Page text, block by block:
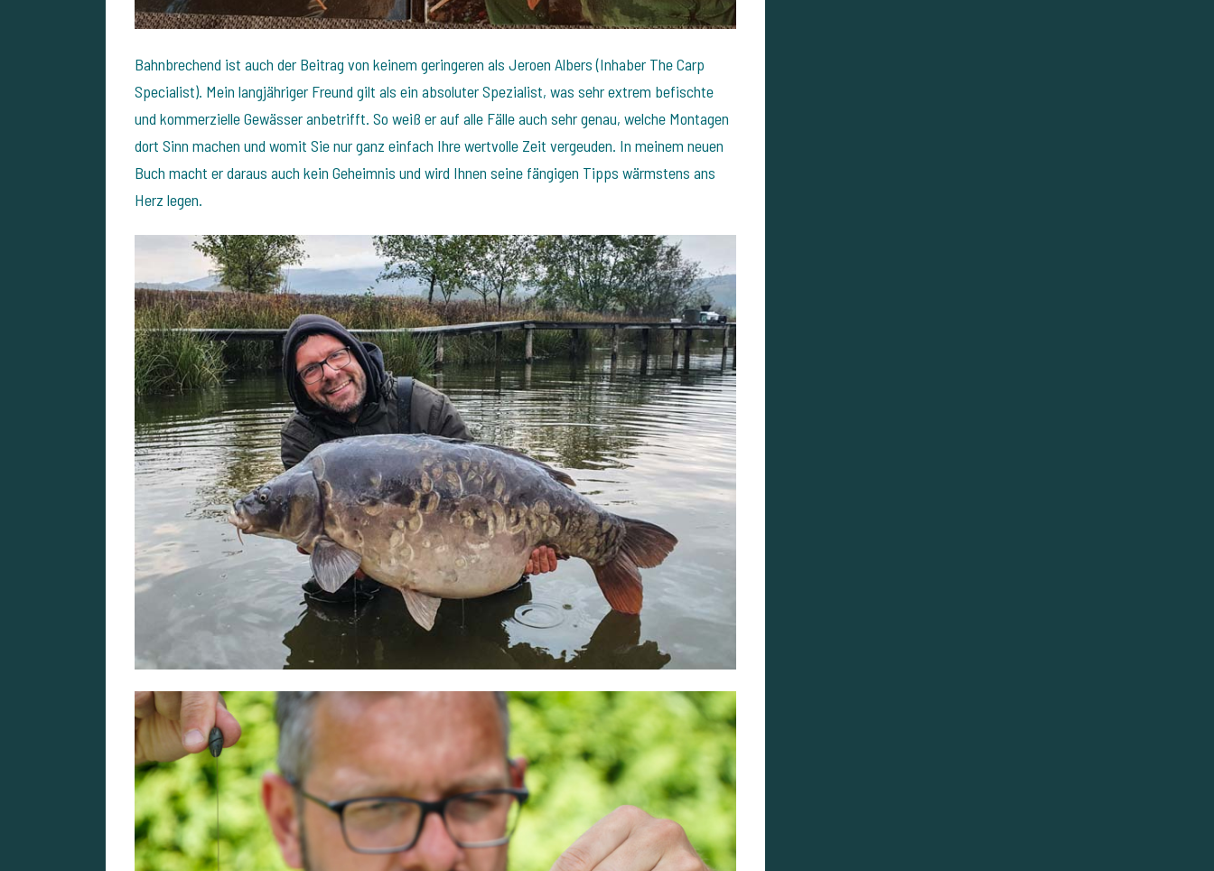
Bahnbrechend ist auch der Beitrag von keinem geringeren als Jeroen Albers (Inhaber The Carp
Specialist). Mein langjähriger Freund gilt als ein absoluter Spezialist, was sehr extrem befischte
und kommerzielle Gewässer anbetrifft. So weiß er auf alle Fälle auch sehr genau, welche Montagen
dort Sinn machen und womit Sie nur ganz einfach Ihre wertvolle Zeit vergeuden. In meinem neuen
Buch macht er daraus auch kein Geheimnis und wird Ihnen seine fängigen Tipps wärmstens ans
Herz legen.